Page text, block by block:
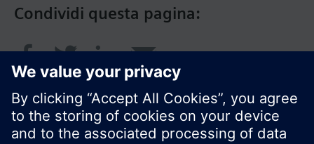
Condividi questa pagina: